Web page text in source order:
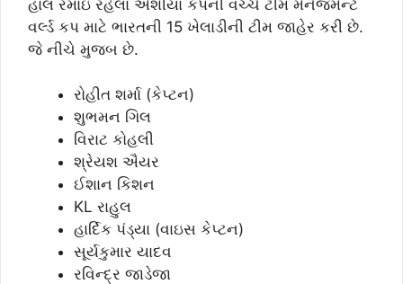
હાલ રમાઇ રહેલા એશીયા કપની વચ્ચે ટીમ મેનેજમેન્ટે
વર્લ્ડ કપ માટે ભારતની 15 ખેલાડીની ટીમ જાહેર કરી છે.
જે નીચે મુજબ છે.
રોહીત શર્મા (કેપ્ટન)
શુભમન ગિલ
વિરાટ કોહલી
શ્રેયશ ઐયર
ઈશાન કિશન
KL રાહુલ
હાર્દિક પંડ્યા (વાઇસ કેપ્ટન)
સૂર્યકુમાર યાદવ
રવિન્દ્ર જાડેજા